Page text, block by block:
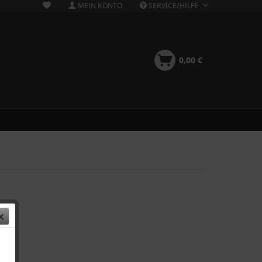
MEIN KONTO SERVICE/HILFE
0,00 €